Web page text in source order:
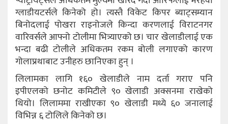
ग्लाडीयटर्सले किनेको हो। त्यस्तै विकेट किपर ब्याट्सम्यान
बिनोदलाई पोखरा राइनोजले किन्दा करणलाई विराटनगर
वारिवर्सले आफ्नो टोलीमा भित्र्याएको छ। चार खेलाडीलाई एक
भन्दा बढी टोलीले अधिकतम रकम बोली लगाएको कारण
गोलाप्रथाबाट उनीहरु छानिएका हुन् ।
लिलामका लागि १६० खेलाडीले नाम दर्ता गराए पनि
इपीएलको छनोट कमिटीले ९० खेलाडी अक्सनमा राखेको
थियो। लिलाममा राखीएका ९० खेलाडी मध्ये ६० जनालाई
विभिन्न ६ टोलिले किनेको छ।